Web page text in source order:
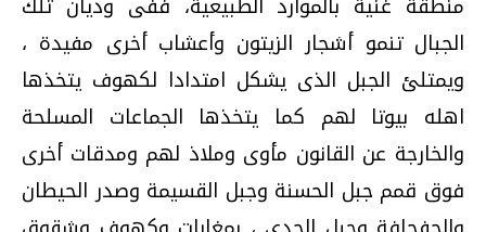
الجبال تنمو أشجار الزيتون وأعشاب أخرى مفيدة ،
ويمتلئ الجبل الذى يشكل امتدادا لكهوف يتخذها
اهله بيوتا لهم كما يتخذها الجماعات المسلحة
والخارجة عن القانون مأوى وملاذ لهم ومدقات أخرى
فوق قمم جبل الحسنة وجبل القسيمة وصدر الحيطان